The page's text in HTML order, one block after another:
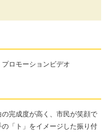
プロモーションビデオ
完成度が高く、市民が笑顔で
「ト」をイメージした振り付